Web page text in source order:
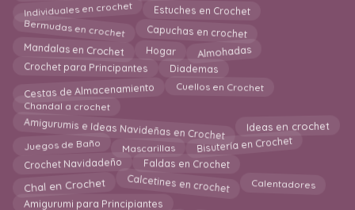
Individuales en crochet Estuches en Crochet
Bermudas en crochet Capuchas en crochet
Mandalas en Crochet Hogar Almohadas
Crochet para Principantes Diademas
Cestas de Almacenamiento Cuellos en Crochet
Chandal a crochet
Amigurumis e Ideas Navideñas en Crochet Ideas en crochet
Juegos de Baño Mascarillas Bisutería en Crochet
Crochet Navidadeño Faldas en Crochet
Chal en Crochet Calcetines en crochet Calentadores
Amigurumi para Principiantes